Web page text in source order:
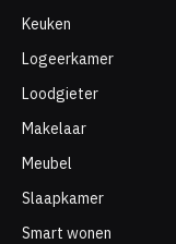
Keuken
Logeerkamer
Loodgieter
Makelaar
Meubel
Slaapkamer
Smart wonen